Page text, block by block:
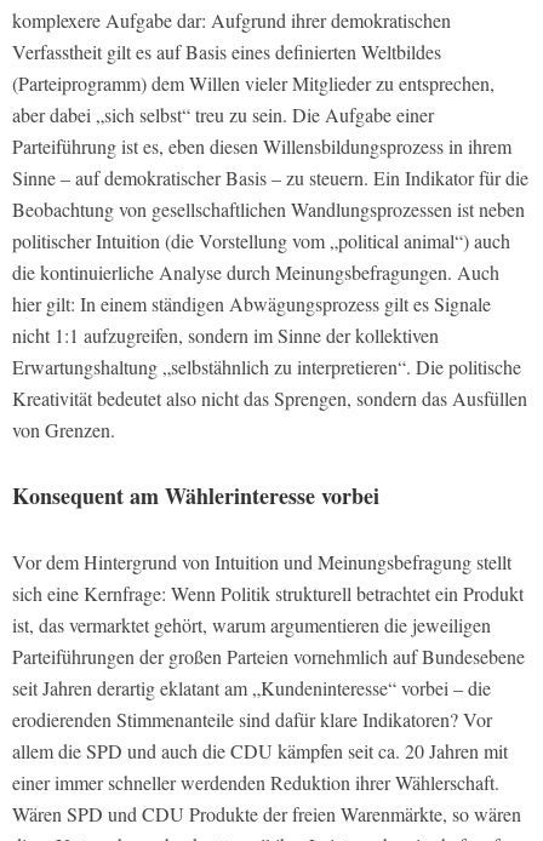
komplexere Aufgabe dar: Aufgrund ihrer demokratischen
Verfasstheit gilt es auf Basis eines definierten Weltbildes
(Parteiprogramm) dem Willen vieler Mitglieder zu entsprechen,
aber dabei „sich selbst“ treu zu sein. Die Aufgabe einer
Parteiführung ist es, eben diesen Willensbildungsprozess in ihrem
Sinne – auf demokratischer Basis – zu steuern. Ein Indikator für die
Beobachtung von gesellschaftlichen Wandlungsprozessen ist neben
politischer Intuition (die Vorstellung vom „political animal“) auch
die kontinuierliche Analyse durch Meinungsbefragungen. Auch
hier gilt: In einem ständigen Abwägungsprozess gilt es Signale
nicht 1:1 aufzugreifen, sondern im Sinne der kollektiven
Erwartungshaltung „selbstähnlich zu interpretieren“. Die politische
Kreativität bedeutet also nicht das Sprengen, sondern das Ausfüllen
von Grenzen.
Konsequent am Wählerinteresse vorbei
Vor dem Hintergrund von Intuition und Meinungsbefragung stellt
sich eine Kernfrage: Wenn Politik strukturell betrachtet ein Produkt
ist, das vermarktet gehört, warum argumentieren die jeweiligen
Parteiführungen der großen Parteien vornehmlich auf Bundesebene
seit Jahren derartig eklatant am „Kundeninteresse“ vorbei – die
erodierenden Stimmenanteile sind dafür klare Indikatoren? Vor
allem die SPD und auch die CDU kämpfen seit ca. 20 Jahren mit
einer immer schneller werdenden Reduktion ihrer Wählerschaft.
Wären SPD und CDU Produkte der freien Warenmärkte, so wären